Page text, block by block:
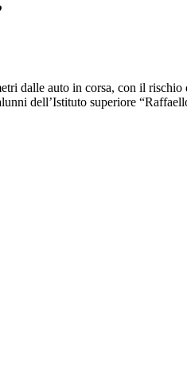
dalle auto in corsa, con il
dell’Istituto superiore